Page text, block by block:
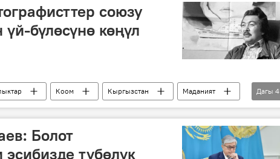
союзу
бүлөсүнө көңүл
Коом Кыргызстан
Маданият
эскерүү көңүл айтуу
Дагы 4
Болот
түбөлүк